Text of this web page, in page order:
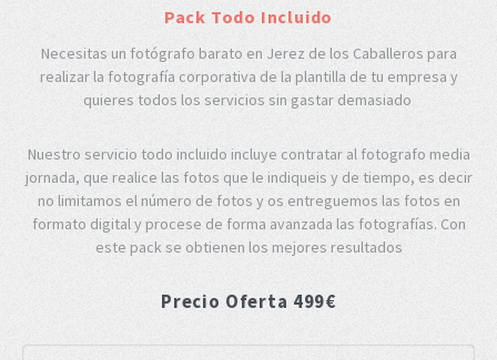
Pack Todo Incluido
Necesitas un fotógrafo barato en Jerez de los Caballeros para
realizar la fotografía corporativa de la plantilla de tu empresa y
quieres todos los servicios sin gastar demasiado
Nuestro servicio todo incluido incluye contratar al fotografo media
jornada, que realice las fotos que le indiqueis y de tiempo, es decir
no limitamos el número de fotos y os entreguemos las fotos en
formato digital y procese de forma avanzada las fotografías. Con
este pack se obtienen los mejores resultados
Precio Oferta 499€